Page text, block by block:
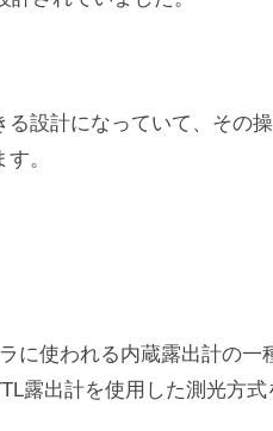
設計になっていて、その
。
に使われる内蔵露出計の一
露出計を使用した測光方式